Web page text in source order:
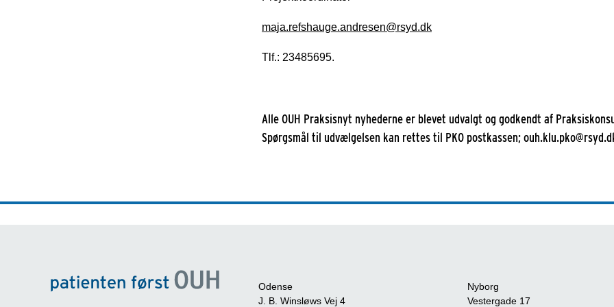
maja.refshauge.andresen@rsyd.dk
Tlf.: 23485695.
Alle OUH Praksisnyt nyhederne er blevet udvalgt og godkendt af
Spørgsmål til udvælgelsen kan rettes til PKO postkassen;
Odense
J. B. Winsløws Vej 4
Nyborg
Vestergade 17